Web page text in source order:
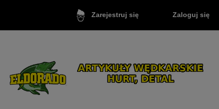
Zarejestruj się Zaloguj się